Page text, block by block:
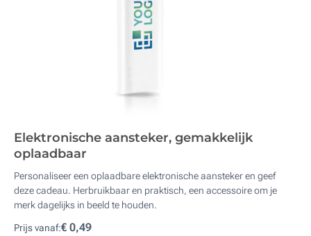
Elektronische aansteker, gemakkelijk
oplaadbaar
Personaliseer een oplaadbare elektronische aansteker en geef
deze cadeau. Herbruikbaar en praktisch, een accessoire om je
merk dagelijks in beeld te houden.
Prijs vanaf:€ 0,49